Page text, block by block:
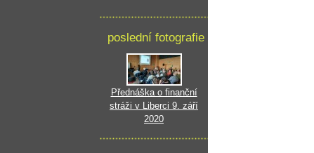
poslední fotografie
Přednáška o finanční
stráži v Liberci 9. září
2020